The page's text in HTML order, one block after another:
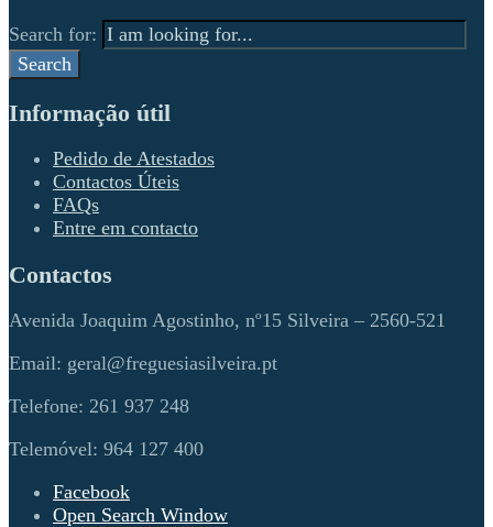
Search for:
Search
Informação útil
Pedido de Atestados
Contactos Úteis
FAQs
Entre em contacto
Contactos
Avenida Joaquim Agostinho, nº15 Silveira – 2560-521
Email: geral@freguesiasilveira.pt
Telefone: 261 937 248
Telemóvel: 964 127 400
Facebook
Open Search Window